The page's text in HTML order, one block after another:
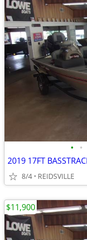
• •
2019 17FT
8/4 REIDSVILLE
$11,900